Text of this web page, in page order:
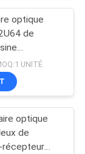
optique
de
récepteur
Manche
UNITÉ
optique
de